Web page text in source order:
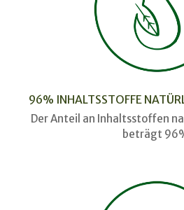
96% INHALTSSTOFFE
Der Anteil an Inhaltsstoffen
beträgt